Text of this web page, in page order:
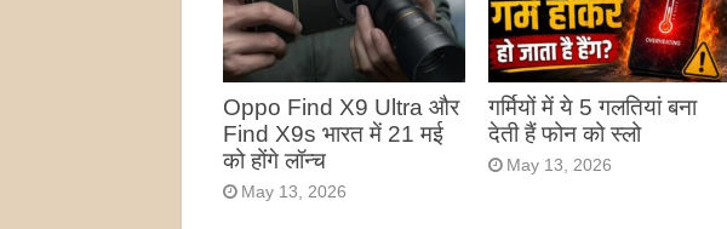
Oppo Find X9 Ultra और
Find X9s भारत में 21 मई
को होंगे लॉन्च
May 13, 2026
गर्मियों में ये 5 गलतियां बना
देती हैं फोन को स्लो
May 13, 2026